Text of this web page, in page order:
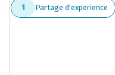
1 Partage d'experience